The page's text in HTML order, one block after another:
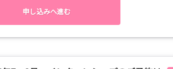
申し込みへ進む